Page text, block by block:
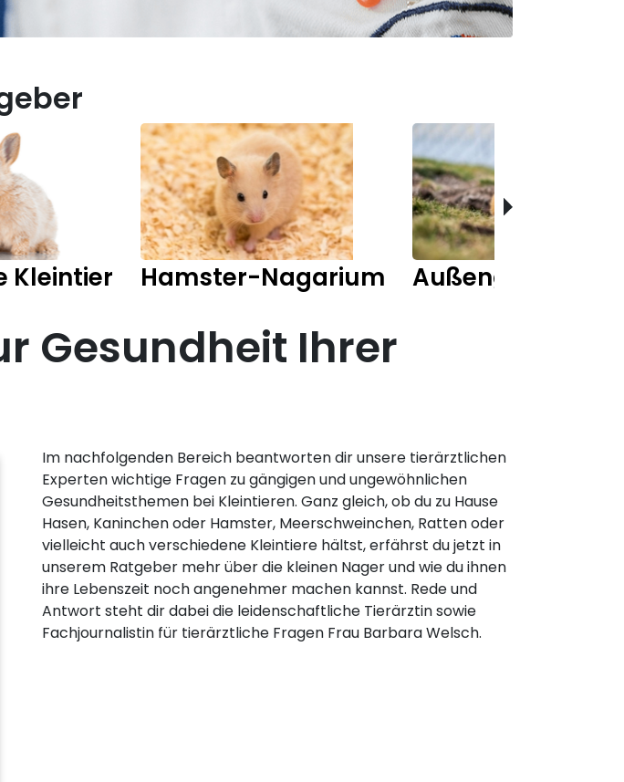
Kleintier Hamster-Nagarium Außengehege
Gesundheit Ihrer
Im nachfolgenden Bereich beantworten dir unsere tierärztlichen
Experten wichtige Fragen zu gängigen und ungewöhnlichen
Gesundheitsthemen bei Kleintieren. Ganz gleich, ob du zu Hause
Hasen, Kaninchen oder Hamster, Meerschweinchen, Ratten oder
vielleicht auch verschiedene Kleintiere hältst, erfährst du jetzt in
unserem Ratgeber mehr über die kleinen Nager und wie du ihnen
ihre Lebenszeit noch angenehmer machen kannst. Rede und
Antwort steht dir dabei die leidenschaftliche Tierärztin sowie
Fachjournalistin für tierärztliche Fragen Frau Barbara Welsch.